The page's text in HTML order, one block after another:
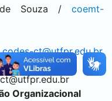
de Souza / coemt-
codes-ct@utfpr.edu.br
Organizacional